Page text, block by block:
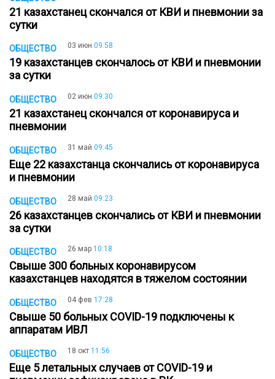
21 казахстанец скончался от КВИ и пневмонии за
сутки
ОБЩЕСТВО 03 июн 09:58
19 казахстанцев скончалось от КВИ и пневмонии
за сутки
ОБЩЕСТВО 02 июн 09:30
21 казахстанец скончался от коронавируса и
пневмонии
ОБЩЕСТВО 31 май 09:45
Еще 22 казахстанца скончались от коронавируса
и пневмонии
ОБЩЕСТВО 28 май 09:23
26 казахстанцев скончались от КВИ и пневмонии
за сутки
ОБЩЕСТВО 26 мар 10:18
Свыше 300 больных коронавирусом
казахстанцев находятся в тяжелом состоянии
ОБЩЕСТВО 04 фев 17:28
Свыше 50 больных COVID-19 подключены к
аппаратам ИВЛ
ОБЩЕСТВО 18 окт 11:56
Еще 5 летальных случаев от COVID-19 и